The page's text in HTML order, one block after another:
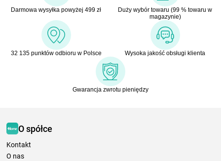
Darmowa wysyłka powyżej 499 zł
Duży wybór towaru (99 % towaru w
magazynie)
32 135 punktów odbioru w Polsce Wysoka jakość obsługi klienta
Gwarancja zwrotu pieniędzy
O spółce
Kontakt
O nas